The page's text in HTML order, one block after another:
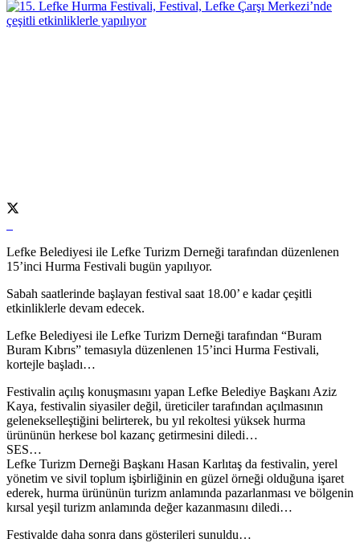
Lefke Belediyesi ile Lefke Turizm Derneği tarafından düzenlenen
15’inci Hurma Festivali bugün yapılıyor.
Sabah saatlerinde başlayan festival saat 18.00’ e kadar çeşitli
etkinliklerle devam edecek.
Lefke Belediyesi ile Lefke Turizm Derneği tarafından “Buram
Buram Kıbrıs” temasıyla düzenlenen 15’inci Hurma Festivali,
kortejle başladı…
Festivalin açılış konuşmasını yapan Lefke Belediye Başkanı Aziz
Kaya, festivalin siyasiler değil, üreticiler tarafından açılmasının
gelenekselleştiğini belirterek, bu yıl rekoltesi yüksek hurma
ürününün herkese bol kazanç getirmesini diledi…
SES…
Lefke Turizm Derneği Başkanı Hasan Karlıtaş da festivalin, yerel
yönetim ve sivil toplum işbirliğinin en güzel örneği olduğuna işaret
ederek, hurma ürününün turizm anlamında pazarlanması ve bölgenin
kırsal yeşil turizm anlamında değer kazanmasını diledi…
Festivalde daha sonra dans gösterileri sunuldu…